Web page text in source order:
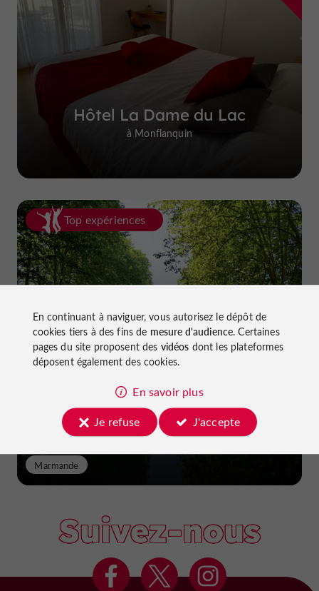
Hôtel La Dame du Lac
à Monflanquin
Top expériences
Faire du vélo dans le Lot-et-Garonne :
pistes cyclables et voies vertes !
Marmande
Suivez-nous
En continuant à naviguer, vous autorisez le dépôt de
cookies tiers à des fins de mesure d'audience. Certaines
pages du site proposent des vidéos dont les plateformes
déposent également des cookies.
En savoir plus
Je refuse
J'accepte